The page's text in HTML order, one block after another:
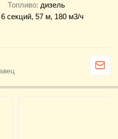
Топливо дизель
секций, 57 м, 180 м3/ч